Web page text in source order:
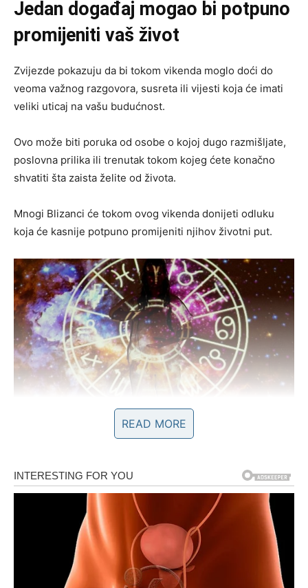
Jedan događaj mogao bi potpuno
promijeniti vaš život
Zvijezde pokazuju da bi tokom vikenda moglo doći do
veoma važnog razgovora, susreta ili vijesti koja će imati
veliki uticaj na vašu budućnost.
Ovo može biti poruka od osobe o kojoj dugo razmišljate,
poslovna prilika ili trenutak tokom kojeg ćete konačno
shvatiti šta zaista želite od života.
Mnogi Blizanci će tokom ovog vikenda donijeti odluku
koja će kasnije potpuno promijeniti njihov životni put.
Ljubav vam donosi odgovore koje
dugo čekate
Kada su emocije u pitanju, vikend pred vama mogao bi
biti veoma važan. Ako ste dugo bili zbunjeni nečijim
ponašanjem ili niste znali na čemu ste sa određenom
osobom, sada dolazi trenutak istine.
READ MORE